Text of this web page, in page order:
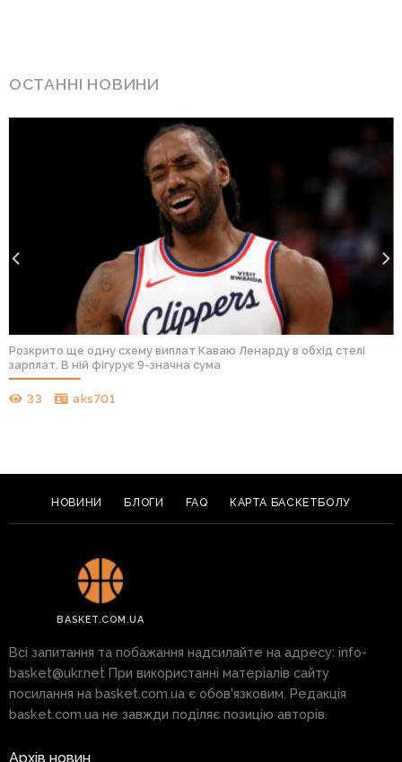
ОСТАННІ НОВИНИ
Розкрито ще одну схему виплат Каваю Ленарду в обхід стелі
зарплат. В ній фігурує 9-значна сума
33 aks701
НОВИНИ БЛОГИ FAQ КАРТА БАСКЕТБОЛУ
BASKET.COM.UA
Всі запитання та побажання надсилайте на адресу: info-
basket@ukr.net При використанні матеріалів сайту
посилання на basket.com.ua є обов'язковим. Редакція
basket.com.ua не завжди поділяє позицію авторів.
Архів новин